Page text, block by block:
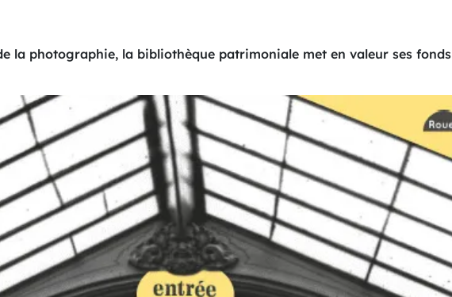
la photographie, la bibliothèque patrimoniale met en valeur ses fonds